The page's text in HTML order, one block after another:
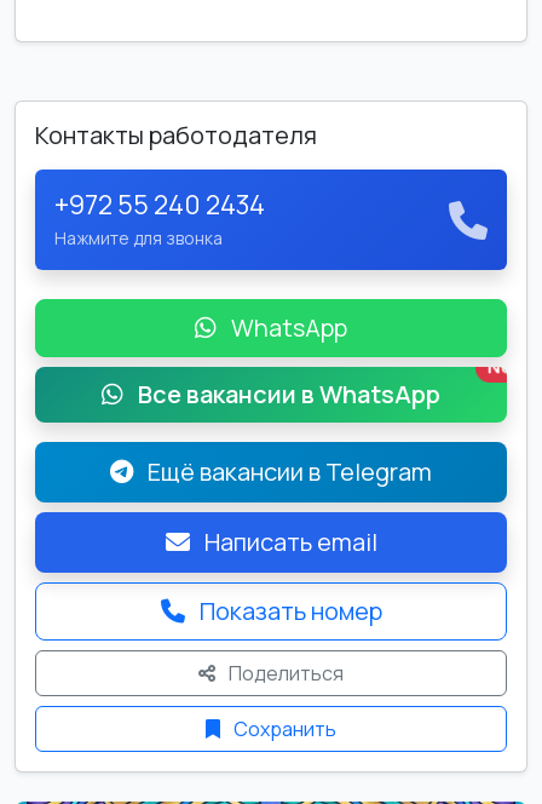
Контакты работодателя
+972 55 240 2434
Нажмите для звонка
WhatsApp
Все вакансии в WhatsApp
New
Ещё вакансии в Telegram
Написать email
Показать номер
Поделиться
Сохранить